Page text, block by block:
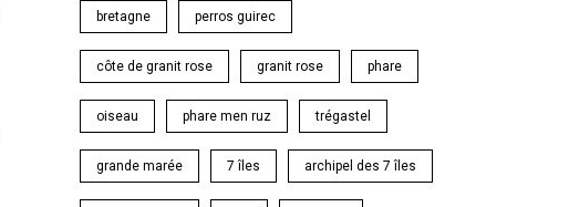
bretagne perros guirec
côte de granit rose granit rose phare
oiseau phare men ruz trégastel
grande marée 7 îles archipel des 7 îles